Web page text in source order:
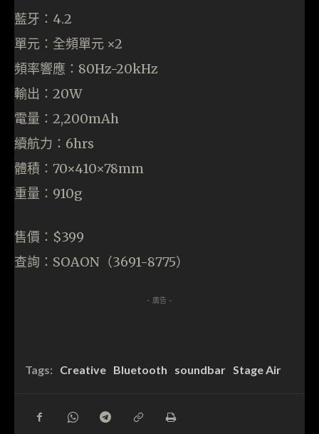
藍牙：4.2
單元：全頻單元 ×2
頻率響應：80Hz-20kHz
輸出：20W
電量：2,200mAh
續航力：6hrs
體積：70×410×78mm
重量：910g
售價：$399
查詢：SOAON（3691-8775）
- 廣告 -
Tags: Creative Bluetooth soundbar Stage Air